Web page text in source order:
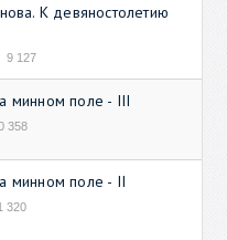
К девяностолетию
9 127
минном поле - III
358
минном поле - II
320